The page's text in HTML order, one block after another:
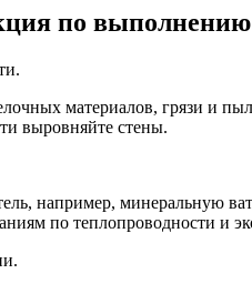
по выполнению
материалов, грязи и
выровняйте стены.
например, минеральную
по теплопроводности и